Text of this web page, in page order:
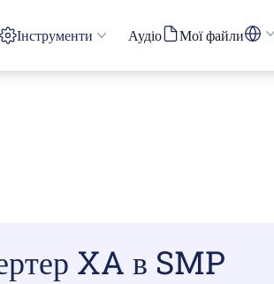
Інструменти Аудіо Мої файли
XA в SMP